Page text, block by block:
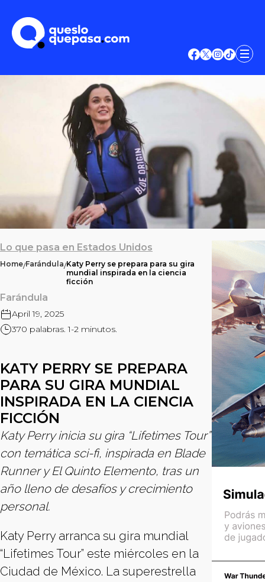
Lo que pasa en Estados Unidos
Home/Farándula/Katy Perry se prepara para su gira
mundial inspirada en la ciencia
ficción
Farándula
April 19, 2025
370 palabras. 1-2 minutos.
KATY PERRY SE PREPARA
PARA SU GIRA MUNDIAL
INSPIRADA EN LA CIENCIA
FICCIÓN
Katy Perry inicia su gira “Lifetimes Tour”
con temática sci-fi, inspirada en Blade
Runner y El Quinto Elemento, tras un
año lleno de desafíos y crecimiento
personal.
Katy Perry arranca su gira mundial
“Lifetimes Tour” este miércoles en la
Ciudad de México. La superestrella